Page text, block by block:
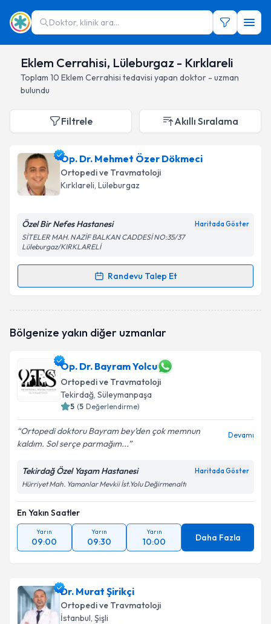
Doktor, klinik ara...
Eklem Cerrahisi, Lüleburgaz - Kırklareli
Toplam 10 Eklem Cerrahisi tedavisi yapan doktor - uzman
bulundu
Filtrele Akıllı Sıralama
Op. Dr. Mehmet Özer Dökmeci
Ortopedi ve Travmatoloji
Kırklareli, Lüleburgaz
Özel Bir Nefes Hastanesi Haritada Göster
SİTELER MAH. NAZİF BALKAN CADDESİ NO:35/37
Lüleburgaz/KIRKLARELİ
Randevu Talep Et
Randevu Takvimi Talebi
takvimi talebi oluşturun. Size bu uzmandan randevu
bilgilendireceğiz.
E-posta Adresiniz
Kişisel verilerimin işlenmesine ilişkin
kapsamda işlenmesini kabul ediyorum.
Takvim Talebini Gönder
Bölgenize yakın diğer uzmanlar
Op. Dr. Bayram Yolcu
Ortopedi ve Travmatoloji
Tekirdağ, Süleymanpaşa
5 (5 Değerlendirme)
Ortopedi doktoru Bayram bey’den çok memnun
kaldım. Sol serçe parmağım...
Devamı
Tekirdağ Özel Yaşam Hastanesi Haritada Göster
Hürriyet Mah. Yamanlar Mevkii İst.Yolu Değirmenaltı
En Yakın Saatler
Yarın
09:00
Yarın
09:30
Yarın
10:00 Daha Fazla
Dr. Murat Şirikçi
Ortopedi ve Travmatoloji
İstanbul, Şişli